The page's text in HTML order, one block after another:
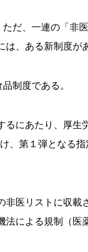
だ、一連の「非
、ある新制度が
制度である。
にあたり、厚生
、第１弾となる
医リストに収載
による規制（医